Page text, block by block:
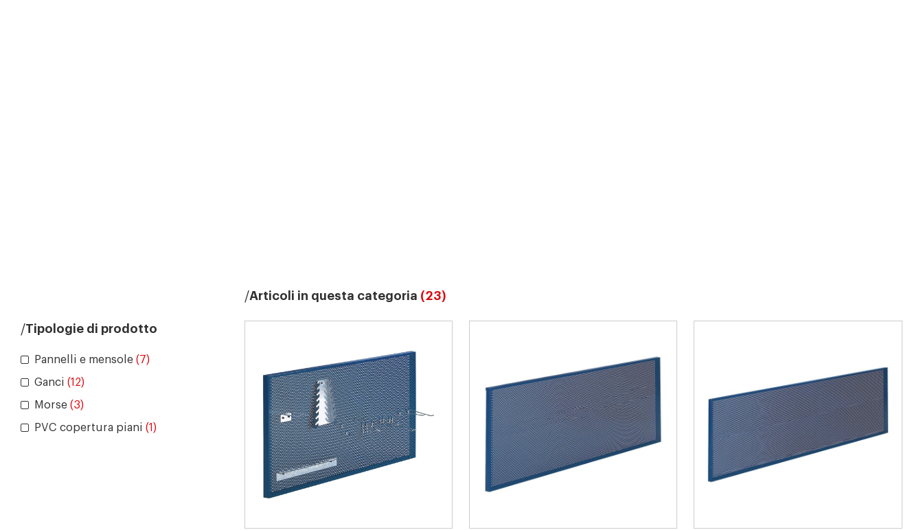
Tipologie di prodotto
Pannelli e mensole (7)
Ganci (12)
Morse (3)
PVC copertura piani (1)
Articoli in questa categoria (23)